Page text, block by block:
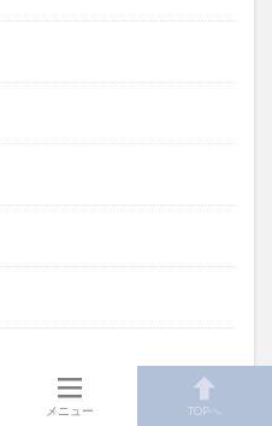
メニュー TOPへ